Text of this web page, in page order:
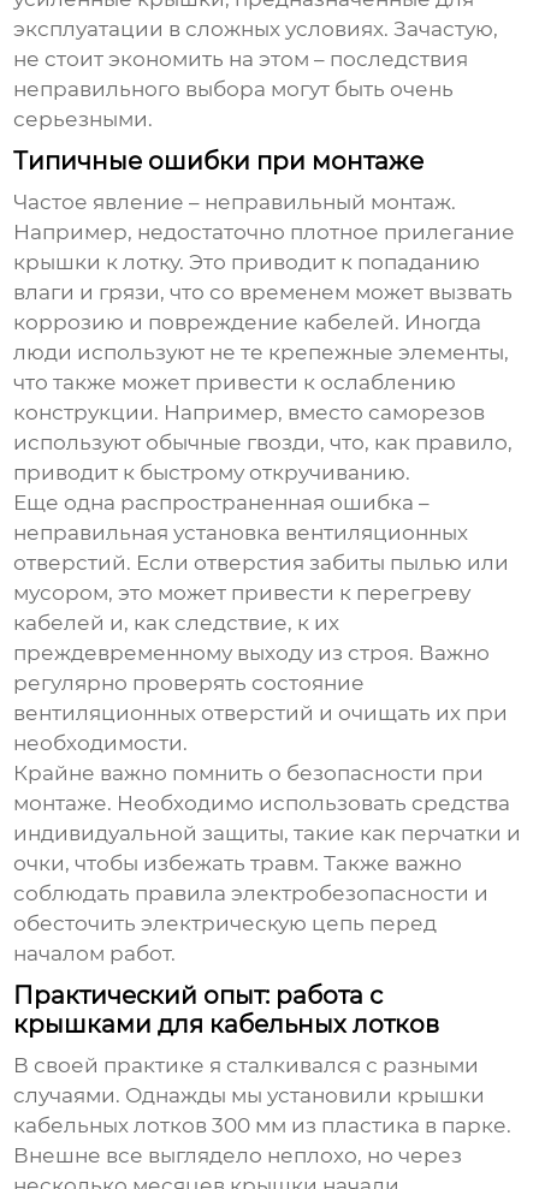
эксплуатации в сложных условиях. Зачастую,
не стоит экономить на этом – последствия
неправильного выбора могут быть очень
серьезными.
Типичные ошибки при монтаже
Частое явление – неправильный монтаж.
Например, недостаточно плотное прилегание
крышки к лотку. Это приводит к попаданию
влаги и грязи, что со временем может вызвать
коррозию и повреждение кабелей. Иногда
люди используют не те крепежные элементы,
что также может привести к ослаблению
конструкции. Например, вместо саморезов
используют обычные гвозди, что, как правило,
приводит к быстрому откручиванию.
Еще одна распространенная ошибка –
неправильная установка вентиляционных
отверстий. Если отверстия забиты пылью или
мусором, это может привести к перегреву
кабелей и, как следствие, к их
преждевременному выходу из строя. Важно
регулярно проверять состояние
вентиляционных отверстий и очищать их при
необходимости.
Крайне важно помнить о безопасности при
монтаже. Необходимо использовать средства
индивидуальной защиты, такие как перчатки и
очки, чтобы избежать травм. Также важно
соблюдать правила электробезопасности и
обесточить электрическую цепь перед
началом работ.
Практический опыт: работа с
крышками для кабельных лотков
В своей практике я сталкивался с разными
случаями. Однажды мы установили крышки
кабельных лотков 300 мм из пластика в парке.
Внешне все выглядело неплохо, но через